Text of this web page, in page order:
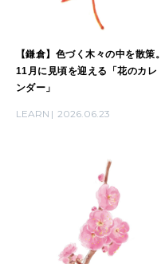
【鎌倉】色づく木々の中を散策。
11月に見頃を迎える「花のカレ
ンダー」
LEARN 2026.06.23